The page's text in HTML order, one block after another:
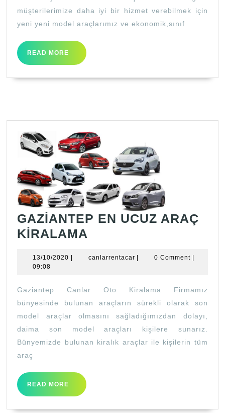
müşterilerimize daha iyi bir hizmet verebilmek için
yeni yeni model araçlarımız ve ekonomik,sınıf
READ MORE
READ
MORE
GAZİANTEP EN UCUZ ARAÇ
KİRALAMA
UCUZ
KİRALAMA
13/10/2020 13/10/2020canlarrentacarcanlarrentacar
0 Comment
09:08
Gaziantep Canlar Oto Kiralama Firmamız
bünyesinde bulunan araçların sürekli olarak son
model araçlar olmasını sağladığımızdan dolayı,
daima son model araçları kişilere sunarız.
Bünyemizde bulunan kiralık araçlar ile kişilerin tüm
araç
READ MORE
READ
MORE